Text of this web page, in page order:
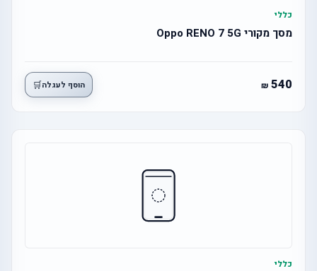
כללי
מסך מקורי Oppo RENO 7 5G
540 הוסף לעגלה🛒
כללי